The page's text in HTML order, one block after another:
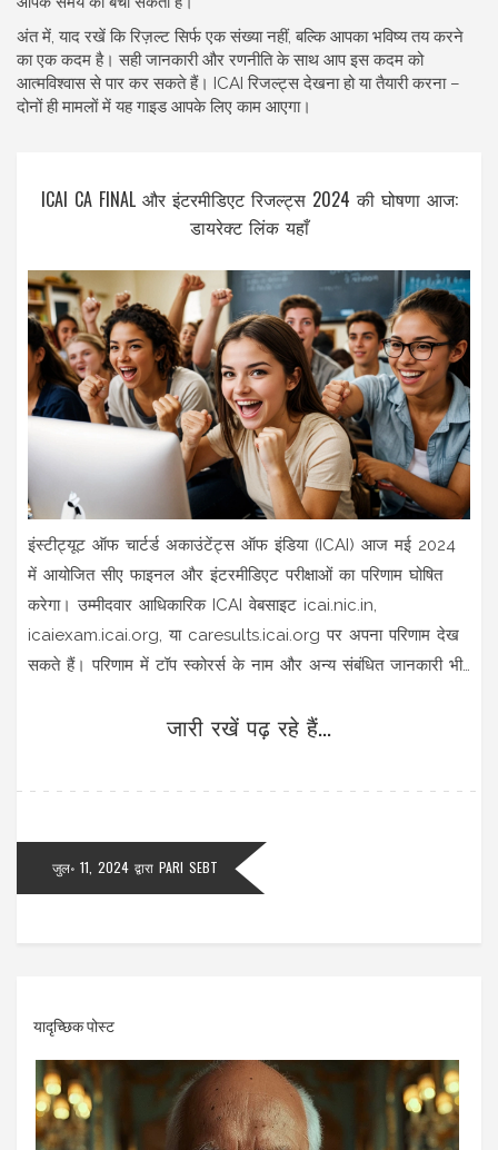
अंत में, याद रखें कि रिज़ल्ट सिर्फ एक संख्या नहीं, बल्कि आपका भविष्य तय करने
का एक कदम है। सही जानकारी और रणनीति के साथ आप इस कदम को
आत्मविश्वास से पार कर सकते हैं। ICAI रिजल्ट्स देखना हो या तैयारी करना –
दोनों ही मामलों में यह गाइड आपके लिए काम आएगा।
ICAI CA FINAL और इंटरमीडिएट रिजल्ट्स 2024 की घोषणा आज:
डायरेक्ट लिंक यहाँ
इंस्टीट्यूट ऑफ चार्टर्ड अकाउंटेंट्स ऑफ इंडिया (ICAI) आज मई 2024
में आयोजित सीए फाइनल और इंटरमीडिएट परीक्षाओं का परिणाम घोषित
करेगा। उम्मीदवार आधिकारिक ICAI वेबसाइट icai.nic.in,
icaiexam.icai.org, या caresults.icai.org पर अपना परिणाम देख
सकते हैं। परिणाम में टॉप स्कोरर्स के नाम और अन्य संबंधित जानकारी भी
जारी रखें पढ़ रहे हैं...
जुल॰ 11, 2024 द्वारा PARI SEBT
यादृच्छिक पोस्ट